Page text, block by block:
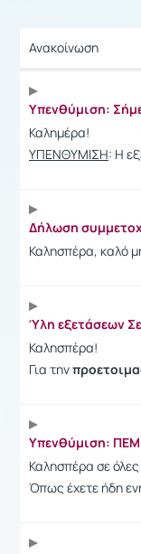
Ανακοίνωση
Καλημέρα!
ΥΠΕΝΘΥΜΙΣΗ: Η
Καλησπέρα, καλό
Ύλη εξετάσεων
Καλησπέρα!
Για την
Καλησπέρα σε
Όπως έχετε ήδη